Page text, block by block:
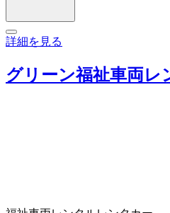
詳細を見る
グリーン福祉車両レ